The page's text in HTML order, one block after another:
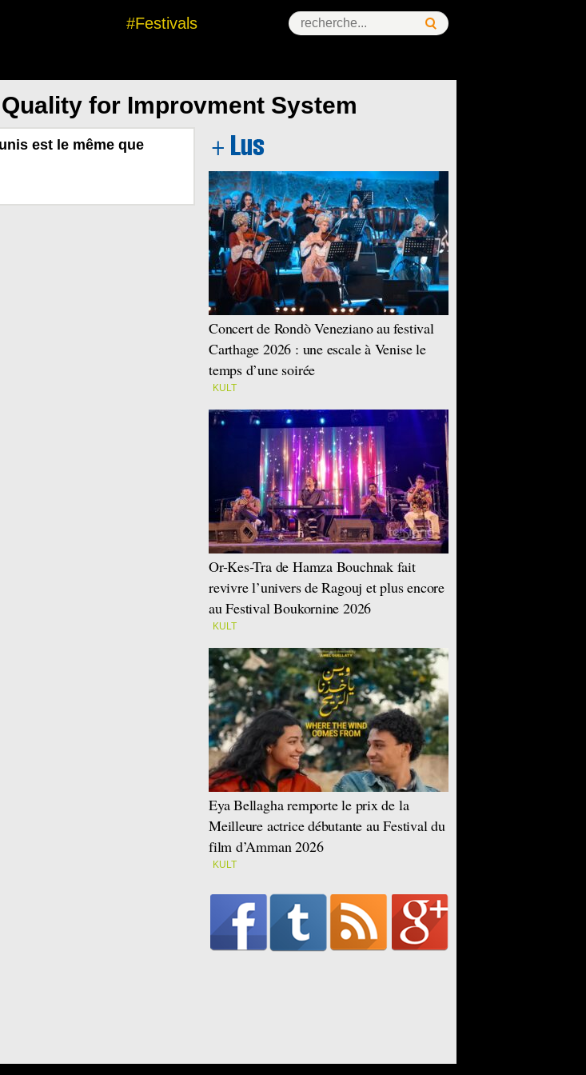
#Festivals
for Improvment System
est le même que
Concert de Rondò Veneziano au festival
Carthage 2026 : une escale à Venise le
temps d’une soirée
KULT
Or-Kes-Tra de Hamza Bouchnak fait
revivre l’univers de Ragouj et plus encore
au Festival Boukornine 2026
KULT
Eya Bellagha remporte le prix de la
Meilleure actrice débutante au Festival du
film d’Amman 2026
KULT